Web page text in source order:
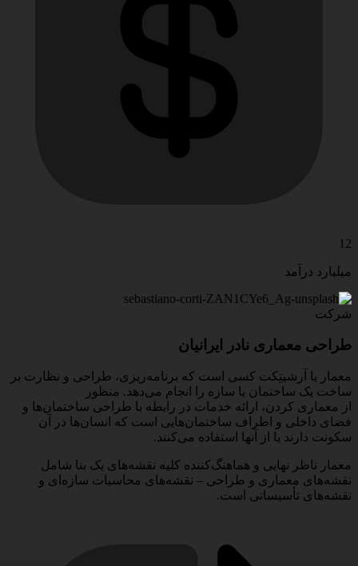
12
میلیارد درآمد
شرکت
طراحی معماری نادر ایرانیان
معمار یا آرشیتِکت کسی است که برنامه‌ریزی، طراحی و نظارت بر
ساخت یک ساختمان یا سازه را انجام می‌دهد. منظور
از معماری کردن، ارائه خدمات در رابطه با طراحی ساختمان‌ها و
فضای داخلی و اطراف ساختمان‌هایی است که انسان‌ها در آن
سکونت دارند یا از آنها استفاده می‌کنند.
معمار ناظر نهایی و هماهنگ‌کننده کلیه نقشه‌های یک بنا شامل
نقشه‌های معماری و طراحی – نقشه‌های محاسبات سازه‌ای و
نقشه‌های تأسیساتی است.